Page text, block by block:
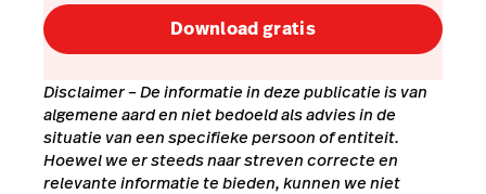
Download gratis
Disclaimer– De informatie in deze publicatie is van
algemene aard en niet bedoeld als advies in de
situatie van een specifieke persoon of entiteit.
Hoewel we er steeds naar streven correcte en
relevante informatie te bieden, kunnen we niet